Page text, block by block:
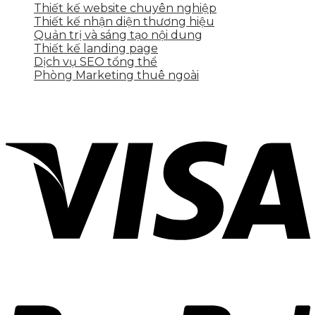
Thiết kế website chuyên nghiệp
Thiết kế nhận diện thương hiệu
Quản trị và sáng tạo nội dung
Thiết kế landing page
Dịch vụ SEO tổng thể
Phòng Marketing thuê ngoài